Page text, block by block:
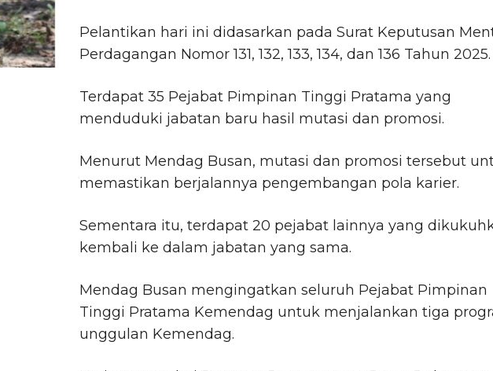
Pelantikan hari ini didasarkan pada Surat Keputusan
Perdagangan Nomor 131, 132, 133, 134, dan 136 Tahun 2025.
Terdapat 35 Pejabat Pimpinan Tinggi Pratama yang
menduduki jabatan baru hasil mutasi dan promosi.
Menurut Mendag Busan, mutasi dan promosi tersebut
memastikan berjalannya pengembangan pola karier.
Sementara itu, terdapat 20 pejabat lainnya yang
kembali ke dalam jabatan yang sama.
Mendag Busan mengingatkan seluruh Pejabat Pimpinan
Tinggi Pratama Kemendag untuk menjalankan tiga
unggulan Kemendag.